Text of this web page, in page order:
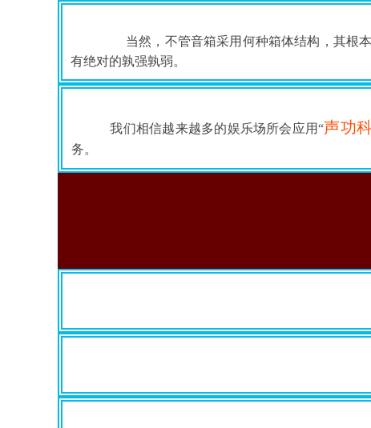
当然，不管音箱采用何种箱体结构，其根
有绝对的孰强孰弱。
我们相信越来越多的娱乐场所会应用“声功
务。